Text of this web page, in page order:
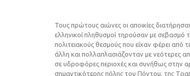
Τους πρώτους αιώνες οι αποικίες
ελληνικοί πληθυσμοί τηρούσαν με σεβασμό
πολιτειακούς θεσμούς που είχαν φέρει από
άλλη και πολλαπλασιάζονταν με νεότερες
σε υδροφόρες περιοχές και συνήθως στην
σημαντικότερης πόλης του Πόντου, της